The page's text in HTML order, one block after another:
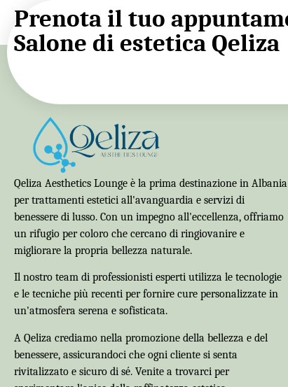
Prenota il tuo
Salone di estetica Qeliza
Qeliza Aesthetics Lounge è la prima destinazione in Albania
per trattamenti estetici all'avanguardia e servizi di
benessere di lusso. Con un impegno all'eccellenza, offriamo
un rifugio per coloro che cercano di ringiovanire e
migliorare la propria bellezza naturale.
Il nostro team di professionisti esperti utilizza le tecnologie
e le tecniche più recenti per fornire cure personalizzate in
un'atmosfera serena e sofisticata.
A Qeliza crediamo nella promozione della bellezza e del
benessere, assicurandoci che ogni cliente si senta
rivitalizzato e sicuro di sé. Venite a trovarci per